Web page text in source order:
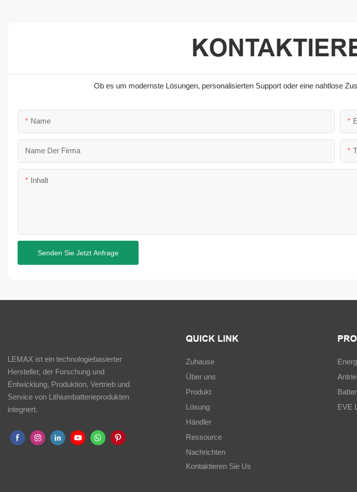
Ob es um modernste Lösungen, personalisierten Support oder eine nahtlose
Name
Name Der Firma
Inhalt
Senden Sie Jetzt Anfrage
LEMAX ist ein technologiebasierter
Hersteller, der Forschung und
Entwicklung, Produktion, Vertrieb und
Service von Lithiumbatterieprodukten
integriert.
QUICK LINK
Zuhause
Über uns
Produkt
Lösung
Händler
Ressource
Nachrichten
Kontaktieren Sie Us
EVE